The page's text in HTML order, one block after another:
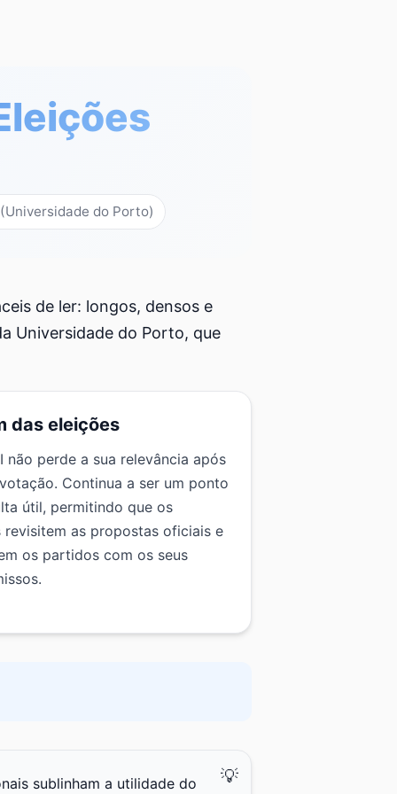
do Porto)
de ler: longos, densos e
Universidade do Porto, que
das eleições
não perde a sua relevância após
Continua a ser um ponto
útil, permitindo que os
revisitem as propostas oficiais e
os partidos com os seus
sublinham a utilidade do